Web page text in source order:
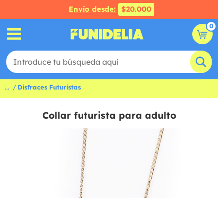
Envío desde: $20.000
0
... Disfraces Futuristas
Collar futurista para adulto